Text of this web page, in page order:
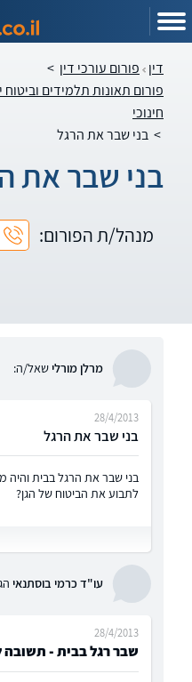
דין פורום עורכי דין >
פורום תאונות תלמידים
חינוכי
> בני שבר את הרגל
בני שבר את
מנהל/ת הפורום:
מרלן מורלישאל/ה:
בני שבר את הרגל
28/4/2013
בני שבר את הרגל בבית
לתבוע את הביטוח של הגן?
עו"ד כרמי בוסתנאי
שבר רגל בבית - תשובה
28/4/2013